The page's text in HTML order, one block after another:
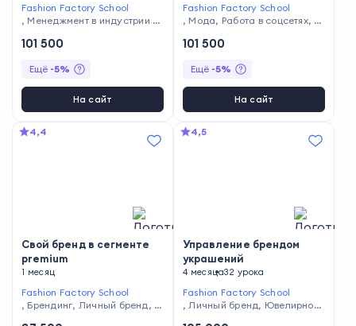
Fashion Factory School
, Менеджмент в индустрии м
101 500
Ещё -5%
На сайт
Fashion Factory School
, Мода, Работа в соцсетях, М
ы
101 500
Ещё -5%
На сайт
4,4
Свой бренд в сегменте
premium
1 месяц
Fashion Factory School
, Брендинг, Личный бренд, Б
4,5
Управление брендом
украшений
4 месяца32 урока
Fashion Factory School
,Личный бренд, Ювелирное